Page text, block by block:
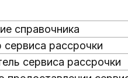
справочника
рассрочки
сервиса рассрочки